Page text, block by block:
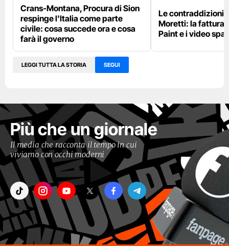
Crans-Montana, Procura di Sion
respinge l'Italia come parte
civile: cosa succede ora e cosa
farà il governo
Le contraddizioni
Moretti: la fattura
Paint e i video
LEGGI TUTTA LA STORIA SEGUI
Più che un giornale
Il media che racconta il tempo in cui
viviamo con occhi moderni